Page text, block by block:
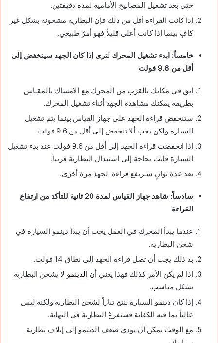
حتى بعد تشغيل المصابيح الأمامية لمدة دقيقتين.
إذا كانت القراءة أقل من ذلك فإن البطارية مشحونة بشكل غير
كافٍ بينما إذا كانت أعلى قليلاً فهو أمرٌ طبيعي.
خامساً: ابدء تشغيل المحرك لترى إذا كان الجهد سينخفض إلى
أقل من 9.6 فولت
ابق في مكانك بالقرب من المحرك مع الامساك بالمقياس
بطريقة يمكنك مشاهدة الجهد أثناء تشغيل المحرك.
ستنخفض قراءة الجهد على جهاز القياس بينما يتم تشغيل
السيارة ولكن يجب ألا تنخفض إلى أقل من 9.6 فولت.
إذا انخفضت قراءة الجهد إلى أقل من 9.6 فولت عند بدء تشغيل
السيارة فأنت بحاجة إلى استبدال البطارية قريباً.
بعد عدة ثوانٍ سترتفع قراءة الجهد مرة أخرى.
سادساً: شاهد جهاز القياس لمدة 20 ثانية للتأكد من ارتفاع
القراءة
عندما يبدأ المحرك في العمل يجب أن يبدأ دينمو السيارة في
شحن البطارية.
بد ذلك يجب أن تصل قراءة الجهد إلى نطاق 14 فولت.
إذا لم يكن الأمر كذلك فهذا يعني أن الدينمو لا يشحن البطارية
بشكل مناسب.
إذا كان دينمو السيارة ينتج تياراً لشحن البطارية ولكنه ليس
عالياً بما فيه الكفاية فستفرغ البطارية في النهاية.
مع الوقت يمكن أن يؤدي ضعف الدينمو إلى إتلاف بطارية